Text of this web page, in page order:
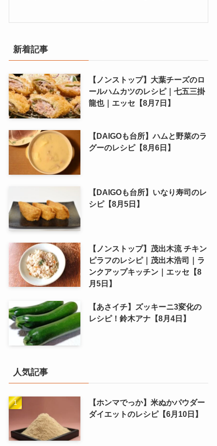
新着記事
【ノンストップ】大葉チーズのロ
ールハムカツのレシピ｜七五三掛
龍也｜エッセ【8月7日】
【DAIGOも台所】ハムと野菜のラ
グーのレシピ【8月6日】
【DAIGOも台所】いなり寿司のレ
シピ【8月5日】
【ノンストップ】茂出木流 チキン
ピラフのレシピ｜茂出木浩司｜ラ
ンクアップキッチン｜エッセ【8
月5日】
【あさイチ】ズッキーニ3変化の
レシピ！鈴木アナ【8月4日】
人気記事
【ホンマでっか】米ぬかパウダー
ダイエットのレシピ【6月10日】